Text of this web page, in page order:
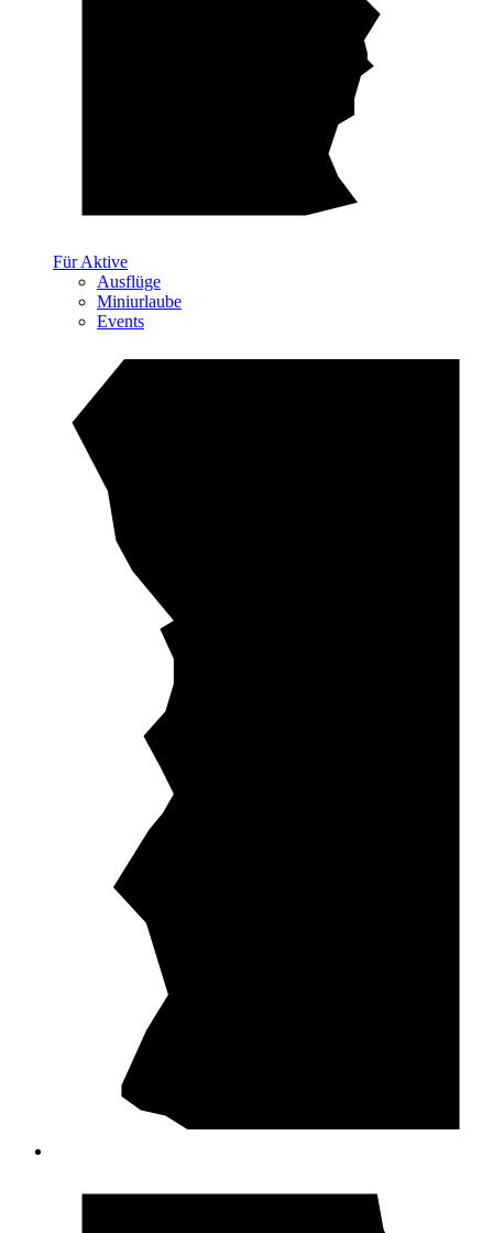
Für Aktive
Ausflüge
Miniurlaube
Events